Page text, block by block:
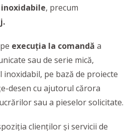
, precum
execuția la comandă a
sau de serie mică,
pe bază de proiecte
desen cu ajutorul cărora
sau a pieselor solicitate.
clienților și servicii de